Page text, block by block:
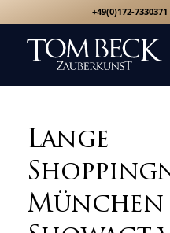
+49(0)172-7330371
Lange